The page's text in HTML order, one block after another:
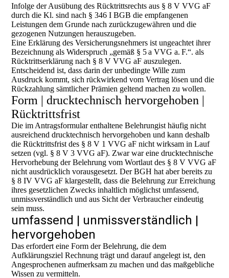
Infolge der Ausübung des Rücktrittsrechts aus § 8 V VVG aF
durch die Kl. sind nach § 346 I BGB die empfangenen
Leistungen dem Grunde nach zurückzugewähren und die
gezogenen Nutzungen herauszugeben.
Eine Erklärung des Versicherungsnehmers ist ungeachtet ihrer
Bezeichnung als Widerspruch „gemäß § 5 a VVG a. F.“. als
Rücktrittserklärung nach § 8 V VVG aF auszulegen.
Entscheidend ist, dass darin der unbedingte Wille zum
Ausdruck kommt, sich rückwirkend vom Vertrag lösen und die
Rückzahlung sämtlicher Prämien geltend machen zu wollen.
Form | drucktechnisch hervorgehoben |
Rücktrittsfrist
Die im Antragsformular enthaltene Belehrungist häufig nicht
ausreichend drucktechnisch hervorgehoben und kann deshalb
die Rücktrittsfrist des § 8 V 1 VVG aF nicht wirksam in Lauf
setzen (vgl. § 8 V 3 VVG aF). Zwar war eine drucktechnische
Hervorhebung der Belehrung vom Wortlaut des § 8 V VVG aF
nicht ausdrücklich vorausgesetzt. Der BGH hat aber bereits zu
§ 8 IV VVG aF klargestellt, dass die Belehrung zur Erreichung
ihres gesetzlichen Zwecks inhaltlich möglichst umfassend,
unmissverständlich und aus Sicht der Verbraucher eindeutig
sein muss.
umfassend | unmissverständlich |
hervorgehoben
Das erfordert eine Form der Belehrung, die dem
Aufklärungsziel Rechnung trägt und darauf angelegt ist, den
Angesprochenen aufmerksam zu machen und das maßgebliche
Wissen zu vermitteln.